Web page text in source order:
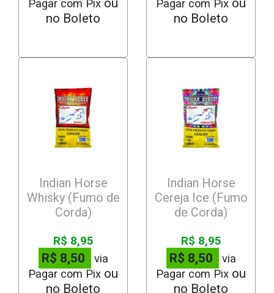
Pagar com Pix
Pagar com Pix
Indian Horse
Whisky (Fumo de
Corda)
R$ 8,95
R$ 8,50
via
Pagar com Pix
Indian Horse
Cereja Ice (Fumo
de Corda)
R$ 8,95
R$ 8,50
via
Pagar com Pix